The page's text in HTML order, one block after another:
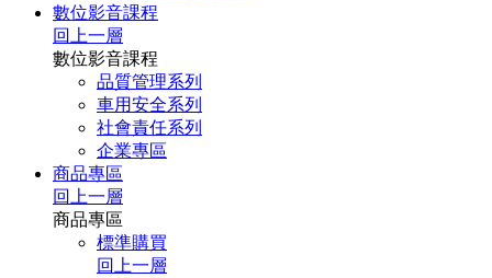
數位影音課程
回上一層
數位影音課程
品質管理系列
車用安全系列
社會責任系列
企業專區
商品專區
回上一層
商品專區
標準購買
回上一層